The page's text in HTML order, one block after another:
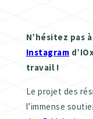
N’hésitez pas
Instagram
travail !
Le projet des
l’immense